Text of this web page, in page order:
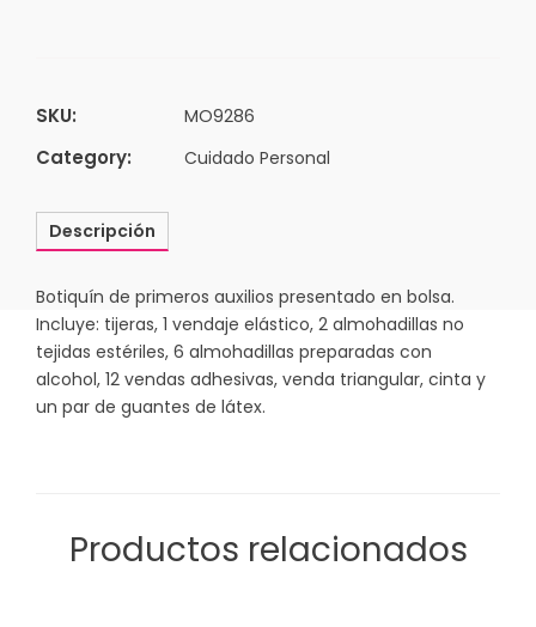
SKU: MO9286
Category: Cuidado Personal
Descripción
Botiquín de primeros auxilios presentado en bolsa.
Incluye: tijeras, 1 vendaje elástico, 2 almohadillas no
tejidas estériles, 6 almohadillas preparadas con
alcohol, 12 vendas adhesivas, venda triangular, cinta y
un par de guantes de látex.
Productos relacionados